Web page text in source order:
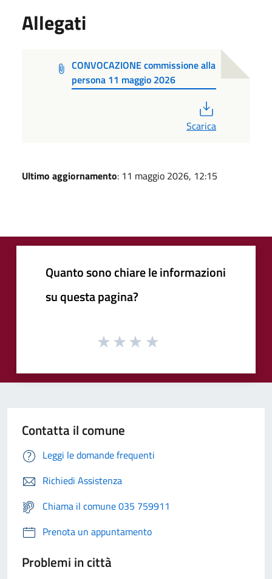
Allegati
CONVOCAZIONE commissione alla
persona 11 maggio 2026
Scarica
Ultimo aggiornamento: 11 maggio 2026, 12:15
Quanto sono chiare le informazioni
su questa pagina?
Contatta il comune
Leggi le domande frequenti
Richiedi Assistenza
Chiama il comune 035 759911
Prenota un appuntamento
Problemi in città